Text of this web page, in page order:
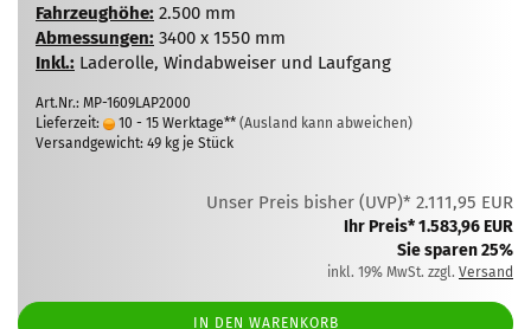
Fahrzeughöhe: 2.500 mm
Abmessungen: 3400 x 1550 mm
Inkl.: Laderolle, Windabweiser und Laufgang
Art.Nr.: MP-1609LAP2000
Lieferzeit:
10 - 15 Werktage** (Ausland kann abweichen)
Versandgewicht: 49 kg je Stück
Unser Preis bisher (UVP)* 2.111,95 EUR
Ihr Preis* 1.583,96 EUR
Sie sparen 25%
inkl. 19% MwSt. zzgl. Versand
IN DEN WARENKORB